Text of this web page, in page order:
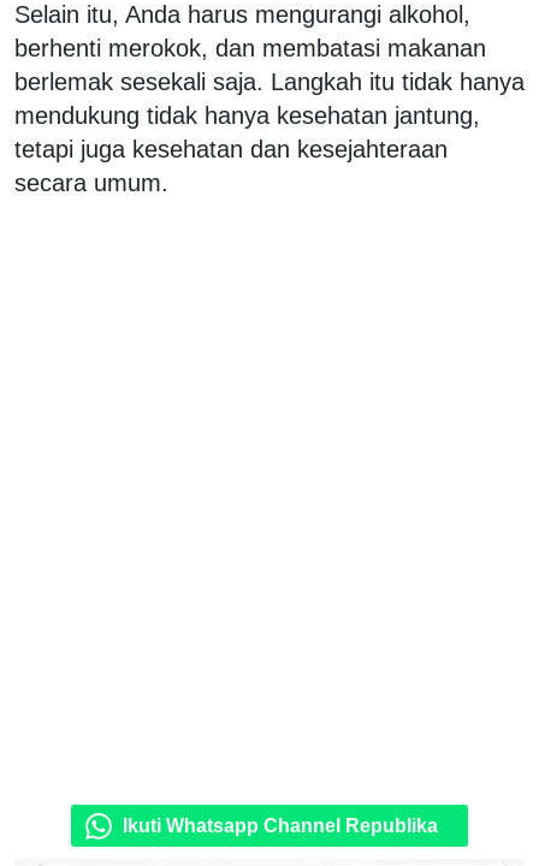
Selain itu, Anda harus mengurangi alkohol,
berhenti merokok, dan membatasi makanan
berlemak sesekali saja. Langkah itu tidak hanya
mendukung tidak hanya kesehatan jantung,
tetapi juga kesehatan dan kesejahteraan
secara umum.
Ikuti Whatsapp Channel Republika